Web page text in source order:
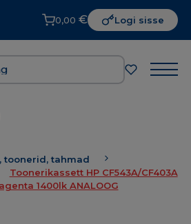
0,00 € Logi sisse
toonerid, tahmad
Toonerikassett HP CF543A/CF403A
1400lk ANALOOG